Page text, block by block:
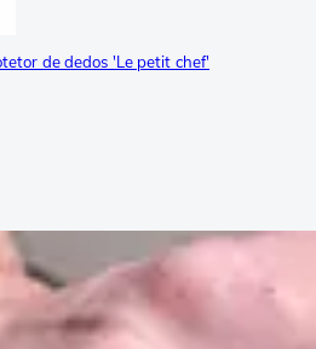
de dedos 'Le petit chef'